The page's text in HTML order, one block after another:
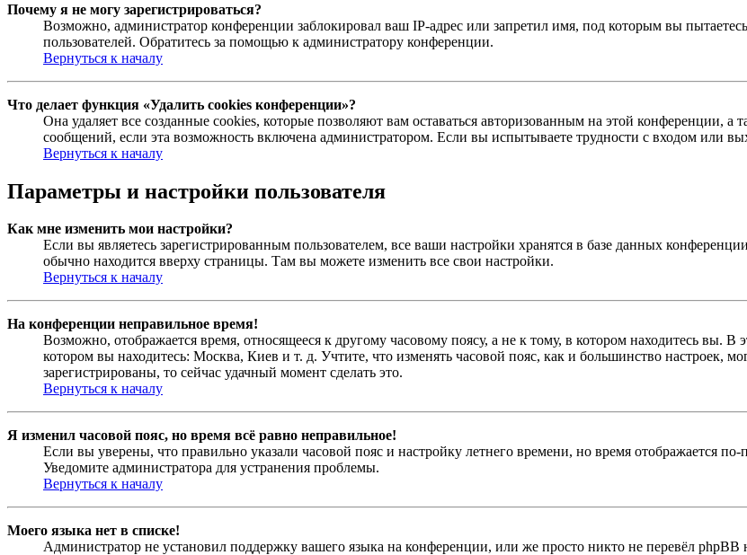
Почему я не могу зарегистрироваться?
Возможно, администратор конференции заблокировал ваш IP-адрес или запретил имя, под которым вы
пользователей. Обратитесь за помощью к администратору конференции.
Вернуться к началу
Что делает функция «Удалить cookies конференции»?
Она удаляет все созданные cookies, которые позволяют вам оставаться авторизованным на этой конференции,
сообщений, если эта возможность включена администратором. Если вы испытываете трудности с входом или
Вернуться к началу
Параметры и настройки пользователя
Как мне изменить мои настройки?
Если вы являетесь зарегистрированным пользователем, все ваши настройки хранятся в базе данных
обычно находится вверху страницы. Там вы можете изменить все свои настройки.
Вернуться к началу
На конференции неправильное время!
Возможно, отображается время, относящееся к другому часовому поясу, а не к тому, в котором находитесь вы. В
котором вы находитесь: Москва, Киев и т. д. Учтите, что изменять часовой пояс, как и большинство настроек,
зарегистрированы, то сейчас удачный момент сделать это.
Вернуться к началу
Я изменил часовой пояс, но время всё равно неправильное!
Если вы уверены, что правильно указали часовой пояс и настройку летнего времени, но время отображается
Уведомите администратора для устранения проблемы.
Вернуться к началу
Моего языка нет в списке!
Администратор не установил поддержку вашего языка на конференции, или же просто никто не перевёл